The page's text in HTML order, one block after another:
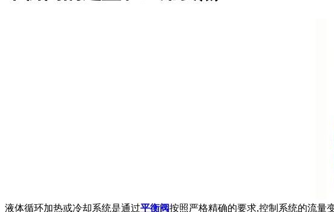
液体循环加热或冷却系统是通过平衡阀按照严格精确的要求,控制系统的流量